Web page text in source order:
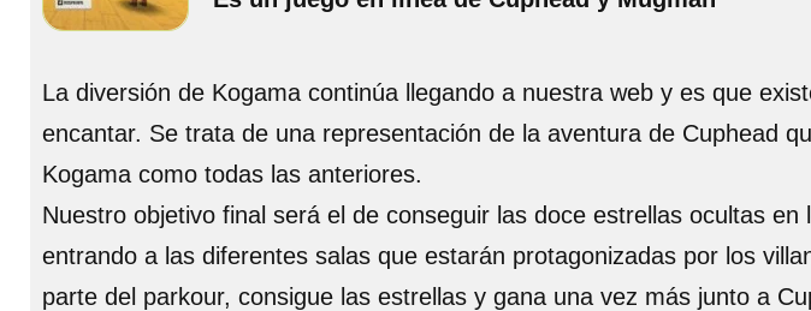
La diversión de Kogama continúa llegando a nuestra web y es que
encantar. Se trata de una representación de la aventura de Cuphead
Kogama como todas las anteriores.
Nuestro objetivo final será el de conseguir las doce estrellas ocultas
entrando a las diferentes salas que estarán protagonizadas por los
parte del parkour, consigue las estrellas y gana una vez más junto a